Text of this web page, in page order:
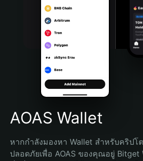
Português (Portugal)
Bahasa Indonesia
Português (Brasil)
Español (Argentina)
AOAS Wallet
หากกำลังมองหา Wallet สำหรับคริปโ
ปลอดภัยเพื่อ AOAS ของคุณอยู่ Bitget